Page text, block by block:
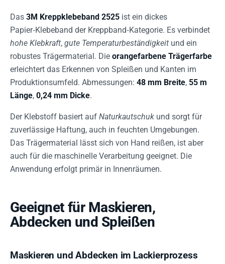
Das 3M Kreppklebeband 2525 ist ein dickes
Papier‑Klebeband der Kreppband‑Kategorie. Es verbindet
hohe Klebkraft, gute Temperaturbeständigkeit und ein
robustes Trägermaterial. Die orangefarbene Trägerfarbe
erleichtert das Erkennen von Spleißen und Kanten im
Produktionsumfeld. Abmessungen: 48 mm Breite, 55 m
Länge, 0,24 mm Dicke.
Der Klebstoff basiert auf Naturkautschuk und sorgt für
zuverlässige Haftung, auch in feuchten Umgebungen.
Das Trägermaterial lässt sich von Hand reißen, ist aber
auch für die maschinelle Verarbeitung geeignet. Die
Anwendung erfolgt primär in Innenräumen.
Geeignet für Maskieren,
Abdecken und Spleißen
Maskieren und Abdecken im Lackierprozess